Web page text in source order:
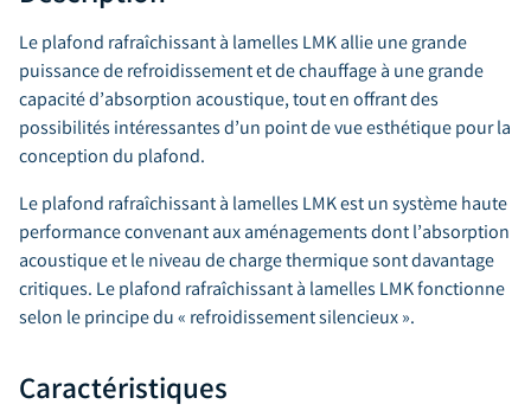
Le plafond rafraîchissant à lamelles LMK allie une grande
puissance de refroidissement et de chauffage à une grande
capacité d’absorption acoustique, tout en offrant des
possibilités intéressantes d’un point de vue esthétique pour la
conception du plafond.
Le plafond rafraîchissant à lamelles LMK est un système haute
performance convenant aux aménagements dont l’absorption
acoustique et le niveau de charge thermique sont davantage
critiques. Le plafond rafraîchissant à lamelles LMK fonctionne
selon le principe du « refroidissement silencieux ».
Caractéristiques